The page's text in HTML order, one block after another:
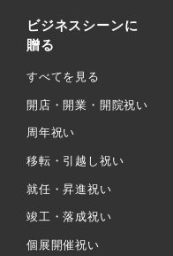
ビジネスシーンに
贈る
すべてを見る
開店・開業・開院祝い
周年祝い
移転・引越し祝い
就任・昇進祝い
竣工・落成祝い
個展開催祝い